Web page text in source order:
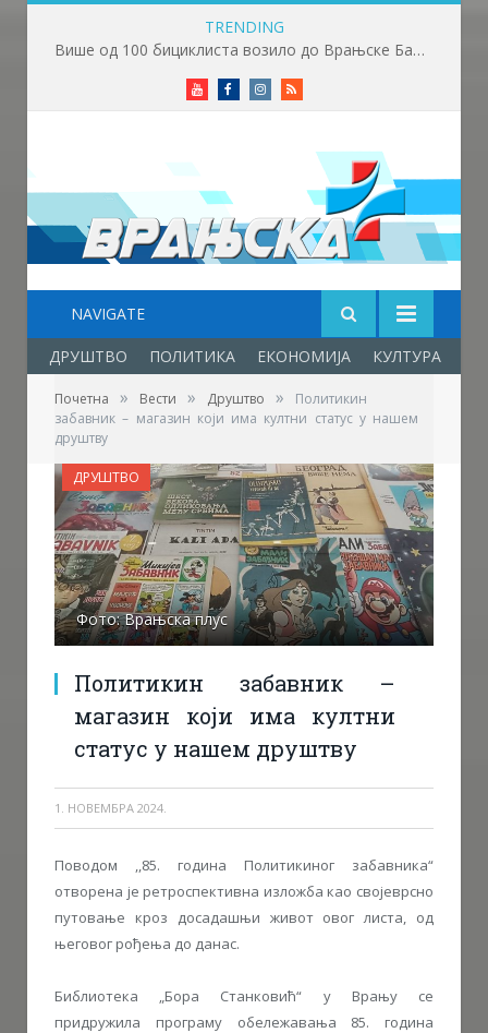
TRENDING
Више од 100 бициклиста возило до Врањске Бање
YoutubeFacebookInstagram
RSS
NAVIGATE
ДРУШТВО ПОЛИТИКА ЕКОНОМИЈА КУЛТУРА
Почетна » Вести » Друштво »
Политикин
забавник – магазин који има култни статус у нашем
друштву
Фото: Врањска плус
Политикин забавник –
магазин који има култни
статус у нашем друштву
1. НОВЕМБРА 2024.
ДРУШТВО
Поводом ,,85. година Политикиног забавника“
отворена је ретроспективна изложба као својеврсно
путовање кроз досадашњи живот овог листа, од
његовог рођења до данас.
Библиотека „Бора Станковић“ у Врању се
придружила програму обележавања 85. година